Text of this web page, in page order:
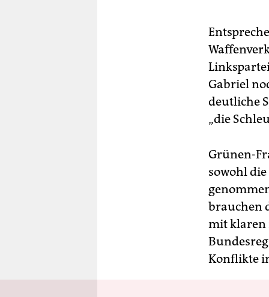
Gabriel
deutliche
„die
Grünen-
sowohl
brauchen
mit klaren
Konflikte